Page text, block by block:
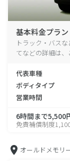
基本料金プラン
トラック・バス
てなどの詳細は、
代表車種
ボディタイプ
営業時間
6時間まで5,500
免責補償制度
オールドメモリ